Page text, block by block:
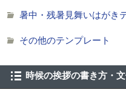
暑中・残暑見舞いはがき
その他のテンプレート
時候の挨拶の書き方・